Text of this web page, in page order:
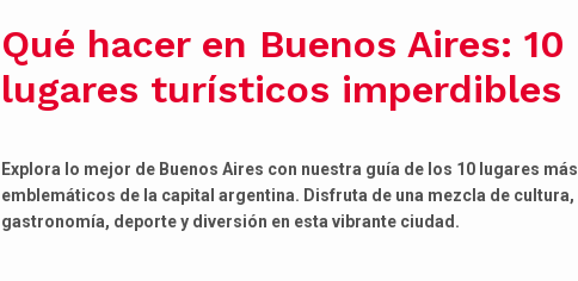
Qué hacer en Buenos Aires: 10
lugares turísticos imperdibles
Explora lo mejor de Buenos Aires con nuestra guía de los 10 lugares más
emblemáticos de la capital argentina. Disfruta de una mezcla de cultura,
gastronomía, deporte y diversión en esta vibrante ciudad.